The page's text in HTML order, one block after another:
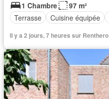
1 Chambre
97 m²
Terrasse
Cuisine équipée
Il y a 2 jours, 7 heures sur Renthero